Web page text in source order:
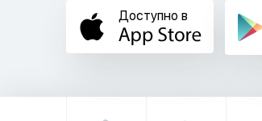
Доступно в